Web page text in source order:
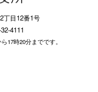
丁目12番1号
4111
17時20分までです。